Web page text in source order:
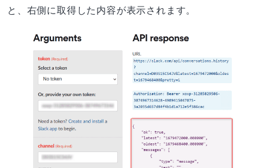
と、右側に取得した内容が表示されます。